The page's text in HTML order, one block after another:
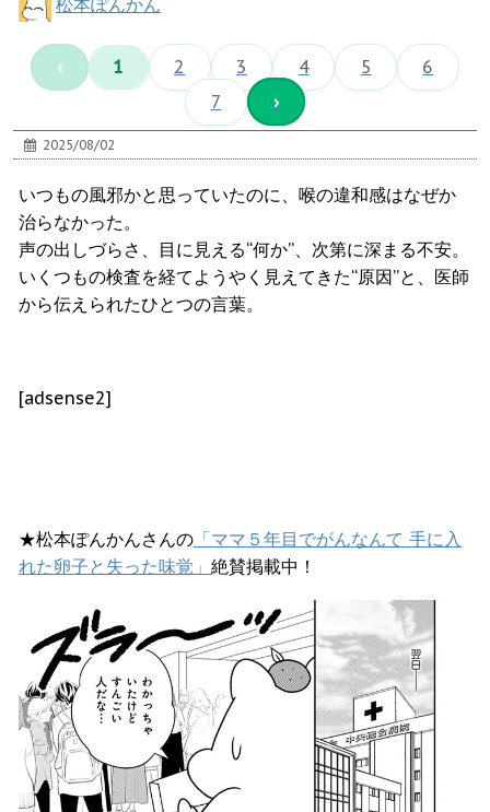
‹ 1 2 3 4 5
6
7
›
2025/08/02
いつもの風邪かと思っていたのに、喉の違和感はなぜか
治らなかった。
声の出しづらさ、目に見える“何か”、次第に深まる不安。
いくつもの検査を経てようやく見えてきた“原因”と、医師
から伝えられたひとつの言葉。
[adsense2]
★松本ぽんかんさんの 「ママ５年目でがんなんて 手に入
れた卵子と失った味覚」 絶賛掲載中！